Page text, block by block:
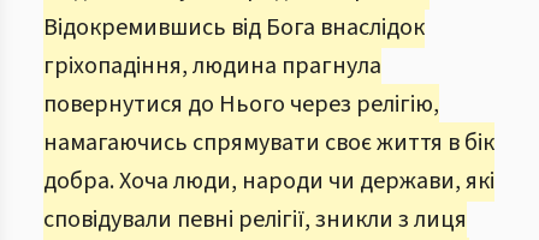
Відокремившись від Бога внаслідок
гріхопадіння, людина прагнула
повернутися до Нього через релігію,
намагаючись спрямувати своє життя в бік
добра. Хоча люди, народи чи держави, які
сповідували певні релігії, зникли з лиця